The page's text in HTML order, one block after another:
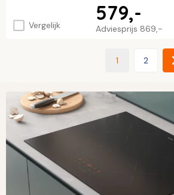
Vergelijk Adviesprijs 869,-
579,-
1 2